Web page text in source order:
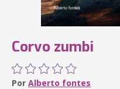
Corvo zumbi
Por Alberto fontes